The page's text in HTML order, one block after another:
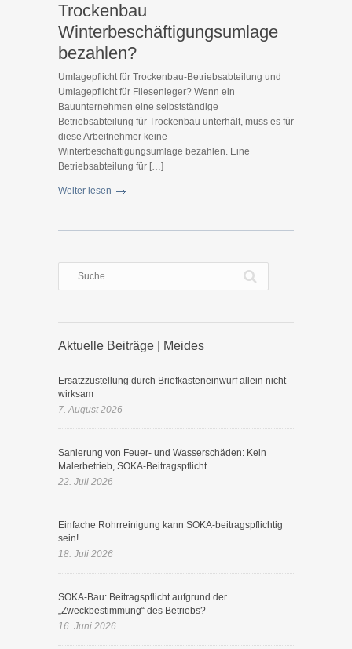
Trockenbau
Winterbeschäftigungsumlage
bezahlen?
Umlagepflicht für Trockenbau-Betriebsabteilung und
Umlagepflicht für Fliesenleger? Wenn ein
Bauunternehmen eine selbstständige
Betriebsabteilung für Trockenbau unterhält, muss es für
diese Arbeitnehmer keine
Winterbeschäftigungsumlage bezahlen. Eine
Betriebsabteilung für […]
Weiter lesen
Aktuelle Beiträge | Meides
Ersatzzustellung durch Briefkasteneinwurf allein nicht
wirksam
7. August 2026
Sanierung von Feuer- und Wasserschäden: Kein
Malerbetrieb, SOKA-Beitragspflicht
22. Juli 2026
Einfache Rohrreinigung kann SOKA-beitragspflichtig
sein!
18. Juli 2026
SOKA-Bau: Beitragspflicht aufgrund der
„Zweckbestimmung“ des Betriebs?
16. Juni 2026